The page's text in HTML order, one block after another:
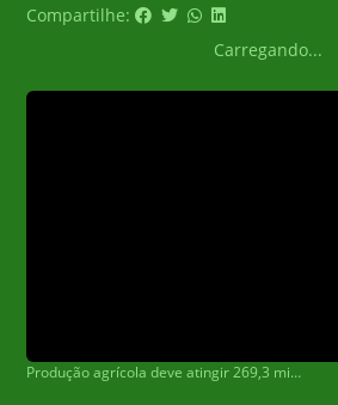
Compartilhe:
Carregando...
Produção agrícola deve atingir 269,3 milhões de toneladas, diz Conab